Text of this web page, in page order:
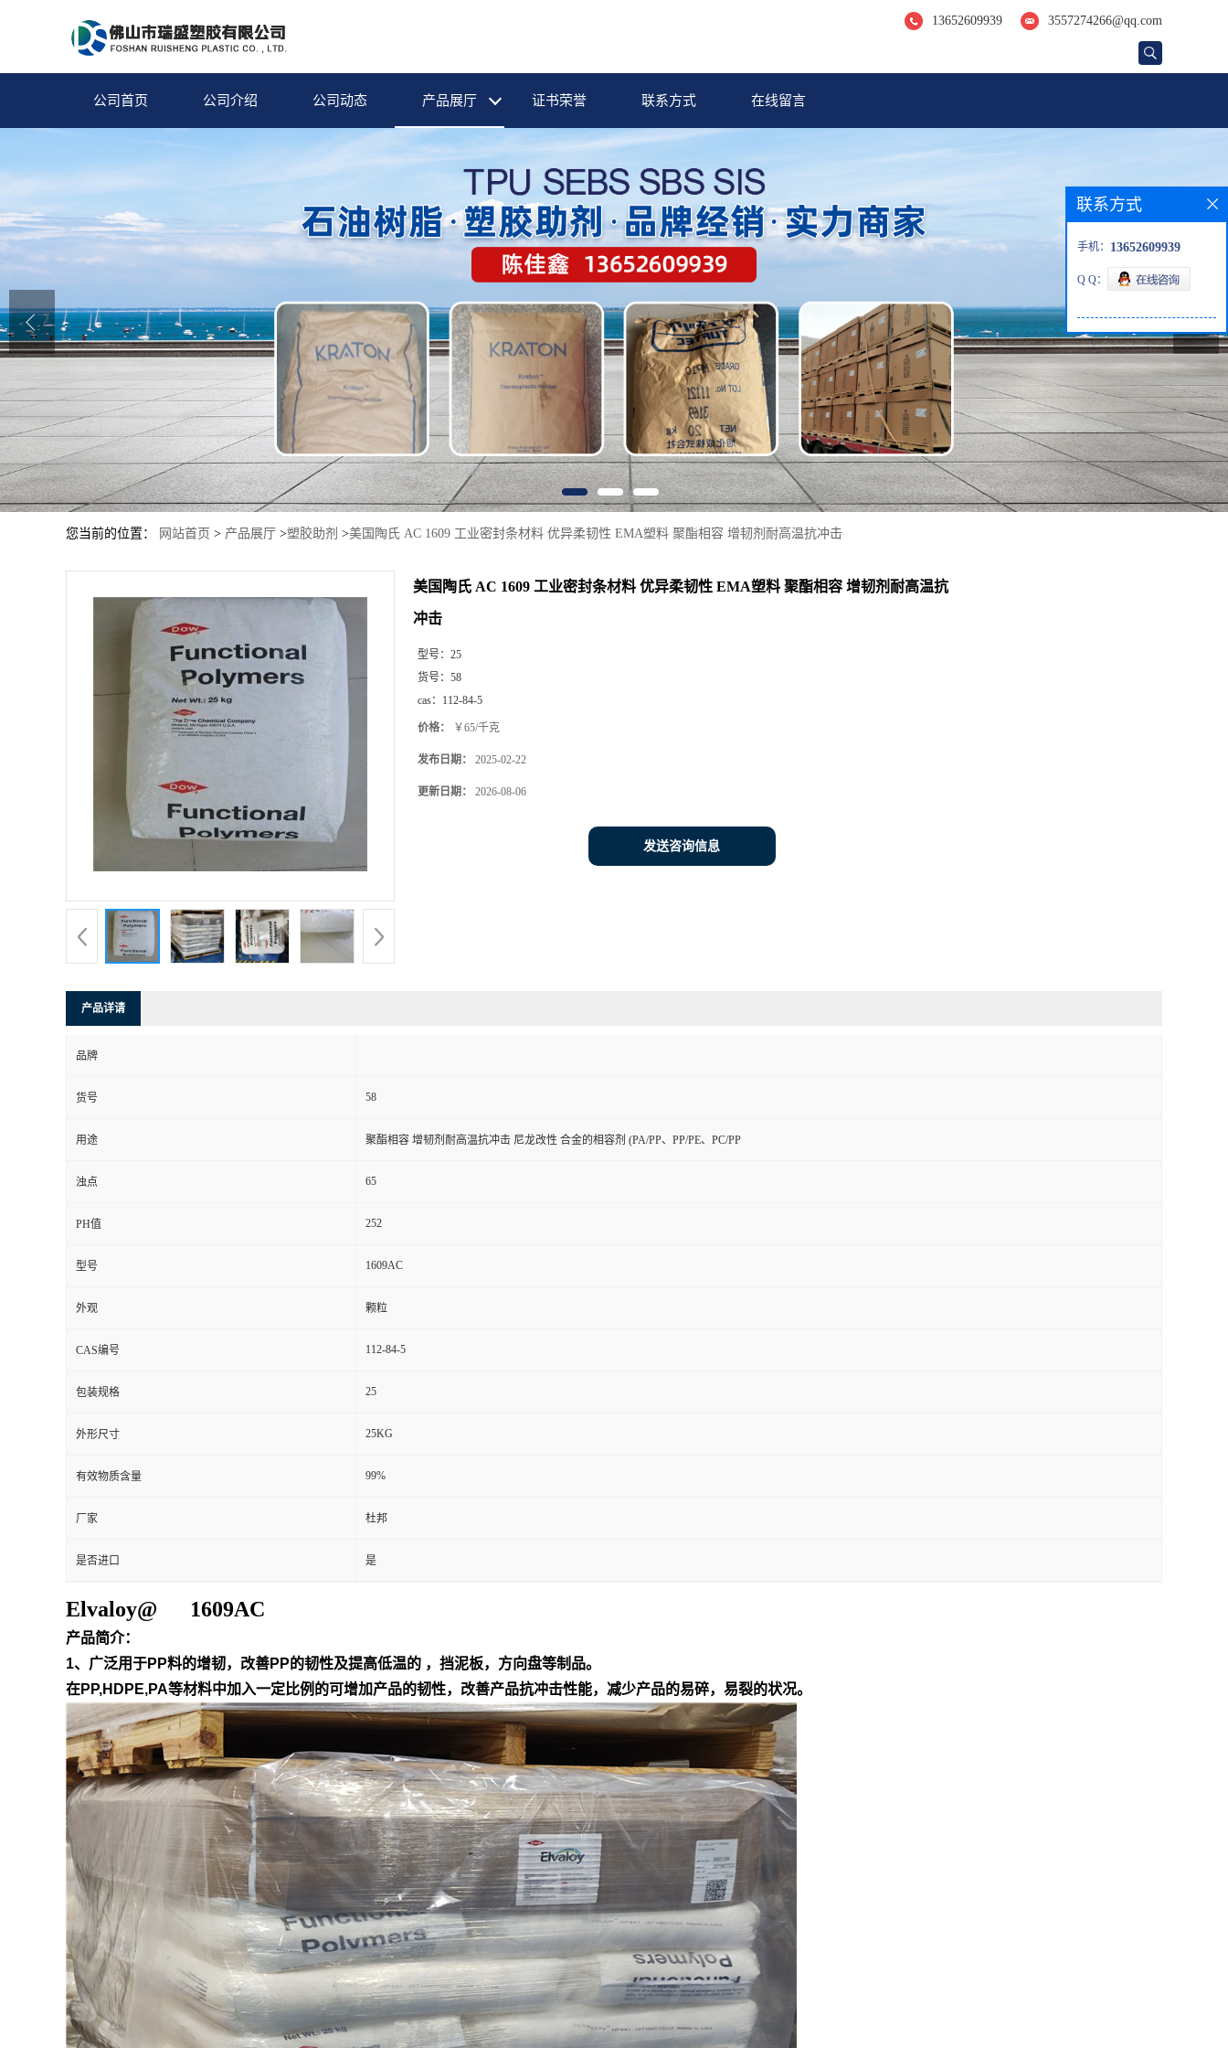
13652609939 3557274266@qq.com
公司首页 公司介绍 公司动态 产品展厅 证书荣誉 联系方式 在线留言
您当前的位置： 网站首页 > 产品展厅 >塑胶助剂 >美国陶氏 AC 1609 工业密封条材料 优异柔韧性 EMA塑料 聚酯相容 增韧剂耐高温抗冲击
美国陶氏 AC 1609 工业密封条材料 优异柔韧性 EMA塑料 聚酯相容 增韧剂耐高温抗
冲击
型号： 25
货号： 58
cas： 112-84-5
价格： ￥65/千克
发布日期： 2025-02-22
更新日期： 2026-08-06
发送咨询信息
产品详请
品牌
货号 58
用途 聚酯相容 增韧剂耐高温抗冲击 尼龙改性 合金的相容剂 (PA/PP、PP/PE、PC/PP
浊点 65
PH值 252
型号 1609AC
外观 颗粒
CAS编号 112-84-5
包装规格 25
外形尺寸 25KG
有效物质含量 99%
厂家 杜邦
是否进口 是
Elvaloy@ 1609AC
产品简介：
1、广泛用于PP料的增韧，改善PP的韧性及提高低温的 ，挡泥板，方向盘等制品。
在PP,HDPE,PA等材料中加入一定比例的可增加产品的韧性，改善产品抗冲击性能，减少产品的易碎，易裂的状况。
联系方式
手机： 13652609939
Q Q：